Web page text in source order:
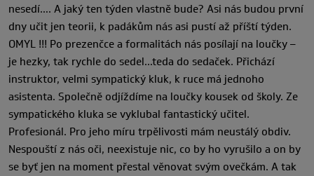
nesedí…. A jaký ten týden vlastně bude? Asi nás budou první
dny učit jen teorii, k padákům nás asi pustí až příští týden.
OMYL !!! Po prezenčce a formalitách nás posílají na loučky –
je hezky, tak rychle do sedel…teda do sedaček. Přichází
instruktor, velmi sympatický kluk, k ruce má jednoho
asistenta. Společně odjíždíme na loučky kousek od školy. Ze
sympatického kluka se vyklubal fantastický učitel.
Profesionál. Pro jeho míru trpělivosti mám neustálý obdiv.
Nespouští z nás oči, neexistuje nic, co by ho vyrušilo a on by
se byť jen na moment přestal věnovat svým ovečkám. A tak